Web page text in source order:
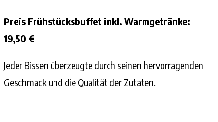
Preis Frühstücksbuffet inkl. Warmgetränke:
19,50 €
Jeder Bissen überzeugte durch seinen hervorragenden
Geschmack und die Qualität der Zutaten.